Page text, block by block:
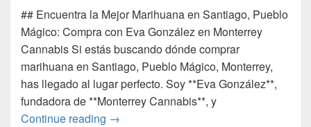
## Encuentra la Mejor Marihuana en Santiago, Pueblo
Mágico: Compra con Eva González en Monterrey
Cannabis Si estás buscando dónde comprar
marihuana en Santiago, Pueblo Mágico, Monterrey,
has llegado al lugar perfecto. Soy **Eva González**,
fundadora de **Monterrey Cannabis**, y
Continue reading ## Encuentra la Mejor Marihuana en
→